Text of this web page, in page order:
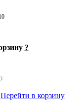
?
Перейти в корзину